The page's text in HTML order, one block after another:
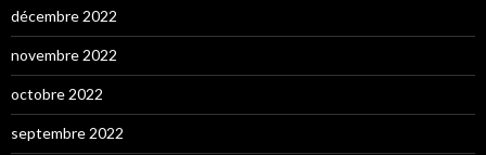
décembre 2022
novembre 2022
octobre 2022
septembre 2022